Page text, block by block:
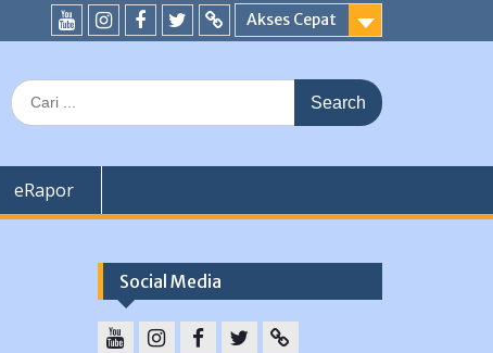
Akses Cepat
YouTubeinstagram
Facebook
Twittertiktok
Search
for:
eRapor
Social Media